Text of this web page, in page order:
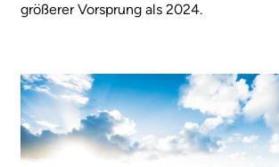
größerer Vorsprung als 2024.